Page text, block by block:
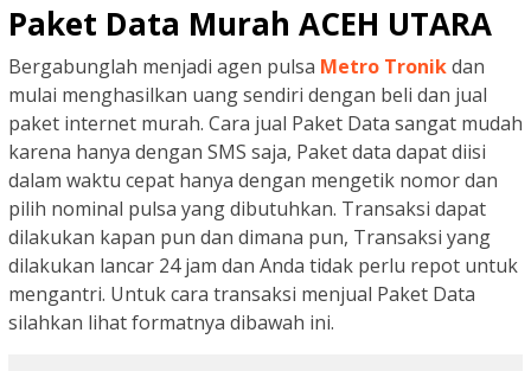
Paket Data Murah ACEH UTARA
Bergabunglah menjadi agen pulsa Metro Tronikdan
mulai menghasilkan uang sendiri dengan beli dan jual
paket internet murah. Cara jual Paket Data sangat mudah
karena hanya dengan SMS saja, Paket data dapat diisi
dalam waktu cepat hanya dengan mengetik nomor dan
pilih nominal pulsa yang dibutuhkan. Transaksi dapat
dilakukan kapan pun dan dimana pun, Transaksi yang
dilakukan lancar 24 jam dan Anda tidak perlu repot untuk
mengantri. Untuk cara transaksi menjual Paket Data
silahkan lihat formatnya dibawah ini.